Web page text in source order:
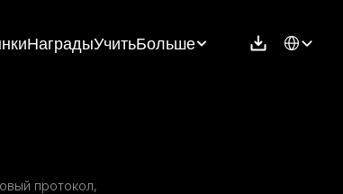
НаградыУчитьБольше Select
протокол,